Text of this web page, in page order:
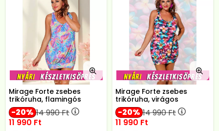
Mirage Forte zsebes
trikóruha, flamingós
20 14 990Ft
11 990 Ft
Mirage Forte zsebes
trikóruha, virágos
20 14 990Ft
11 990 Ft